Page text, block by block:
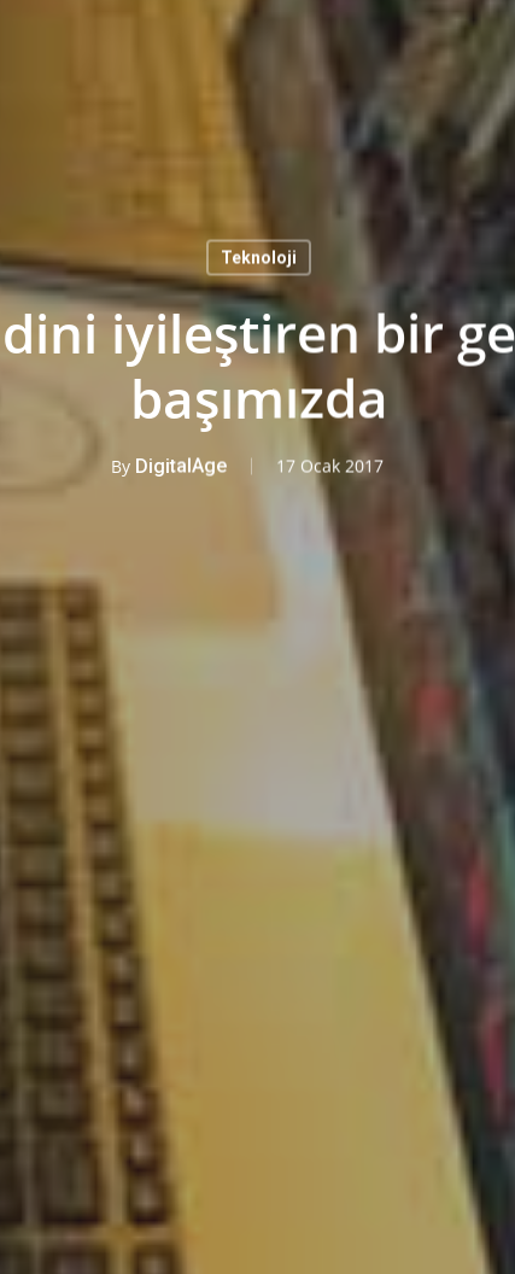
Teknoloji
iyileştiren bir
başımızda
By DigitalAge 17 Ocak 2017